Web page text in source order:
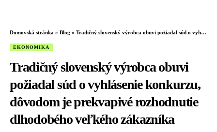
Domovská stránka » Blog » Tradičný slovenský výrobca obuvi požiadal súd o vyhlásenie konkurzu, dôvodom je prekvapivé rozhodnutie dlhodobého veľkého zákazníka
EKONOMIKA
Tradičný slovenský výrobca obuvi
požiadal súd o vyhlásenie konkurzu,
dôvodom je prekvapivé rozhodnutie
dlhodobého veľkého zákazníka